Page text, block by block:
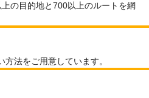
の目的地と700以上のルートを網
法をご用意しています。